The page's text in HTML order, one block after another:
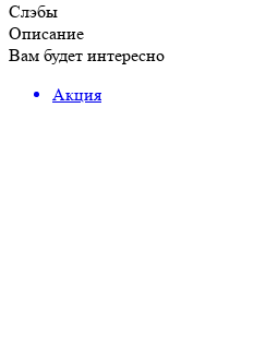
Слэбы
Описание
Вам будет интересно
Акция